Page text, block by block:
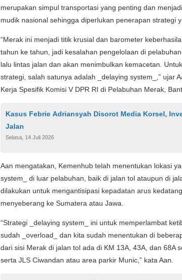
merupakan simpul transportasi yang penting dan
mudik nasional sehingga diperlukan penerapan strategi
“Merak ini menjadi titik krusial dan barometer
tahun ke tahun, jadi kesalahan pengelolaan di
lalu lintas jalan dan akan menimbulkan kemacetan.
strategi, salah satunya adalah _delaying system_,” ujar
Kerja Spesifik Komisi V DPR RI di Pelabuhan Merak,
Kasus Febrie Adriansyah Disorot Media Korsel,
Jalan
Selasa, 14 Juli 2026
Aan mengatakan, Kemenhub telah menentukan lokasi
system_ di luar pelabuhan, baik di jalan tol ataupun di
dilakukan untuk mengantisipasi kepadatan arus
menyeberang ke Sumatera atau Jawa.
“Strategi _delaying system_ ini untuk memperlambat
sudah _overload_ dan kita sudah menentukan di
dari sisi Merak di jalan tol ada di KM 13A, 43A, dan 68A
serta JLS Ciwandan atau area parkir Munic,” kata Aan.